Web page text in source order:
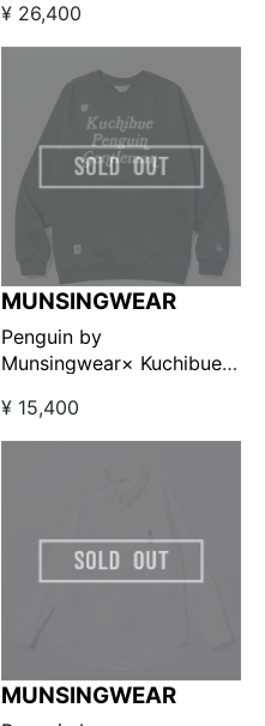
リティウォームプルオーバ
ージャケット ネイビー
【GO/LOOK!限定発売】
¥ 26,400
MUNSINGWEAR
Penguin by
Munsingwear× Kuchibue
スリーブスウェットシャツ
グリーン 【GO/LOOK!限定
¥ 15,400
MUNSINGWEAR